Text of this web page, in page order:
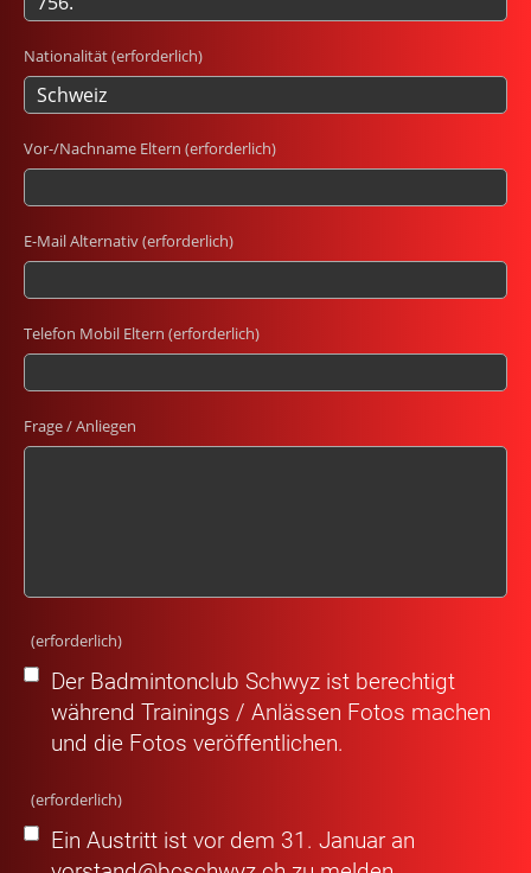
Nationalität (erforderlich)
Vor-/Nachname Eltern (erforderlich)
E-Mail Alternativ (erforderlich)
Telefon Mobil Eltern (erforderlich)
Frage / Anliegen
(erforderlich)
Der Badmintonclub Schwyz ist berechtigt
während Trainings / Anlässen Fotos machen
und die Fotos veröffentlichen.
(erforderlich)
Ein Austritt ist vor dem 31. Januar an